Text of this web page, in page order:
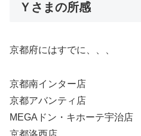
Ｙさまの所感
京都府にはすでに、、、
京都南インター店
京都アバンティ店
MEGAドン・キホーテ宇治店
京都洛西店